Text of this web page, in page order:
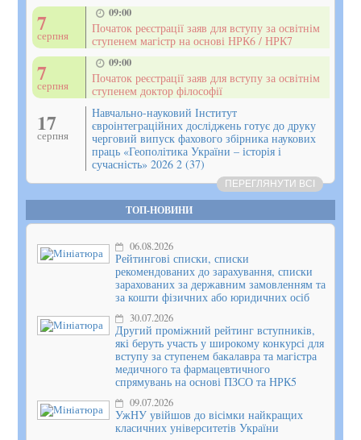
7
серпня
09:00
Початок реєстрації заяв для вступу за освітнім
ступенем магістр на основі НРК6 / НРК7
7
серпня
09:00
Початок реєстрації заяв для вступу за освітнім
ступенем доктор філософії
17
серпня
Навчально-науковий Інститут
євроінтеграційних досліджень готує до друку
черговий випуск фахового збірника наукових
праць «Геополітика України – історія і
сучасність» 2026 2 (37)
ПЕРЕГЛЯНУТИ ВСІ
ТОП-НОВИНИ
06.08.2026
Рейтингові списки, списки
рекомендованих до зарахування, списки
зарахованих за державним замовленням та
за кошти фізичних або юридичних осіб
30.07.2026
Другий проміжний рейтинг вступників,
які беруть участь у широкому конкурсі для
вступу за ступенем бакалавра та магістра
медичного та фармацевтичного
спрямувань на основі ПЗСО та НРК5
09.07.2026
УжНУ увійшов до вісімки найкращих
класичних університетів України